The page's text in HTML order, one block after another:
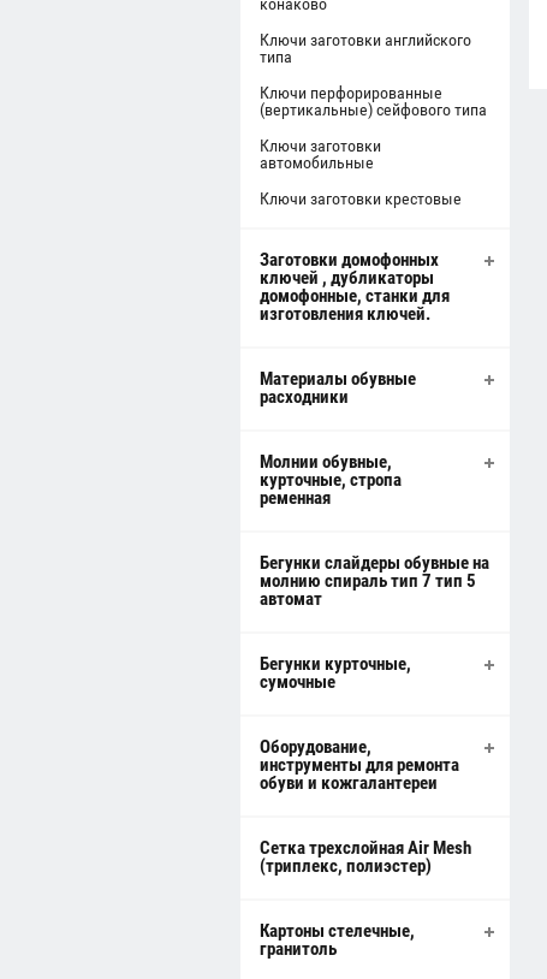
Ключи заготовки английского
типа
Ключи перфорированные
(вертикальные) сейфового типа
Ключи заготовки
автомобильные
Ключи заготовки крестовые
Заготовки домофонных
ключей , дубликаторы
домофонные, станки для
изготовления ключей.
Материалы обувные
расходники
Молнии обувные,
курточные, стропа
ременная
Бегунки слайдеры обувные на
молнию спираль тип 7 тип 5
автомат
Бегунки курточные,
сумочные
Оборудование,
инструменты для ремонта
обуви и кожгалантереи
Сетка трехслойная Air Mesh
(триплекс, полиэстер)
Картоны стелечные,
гранитоль